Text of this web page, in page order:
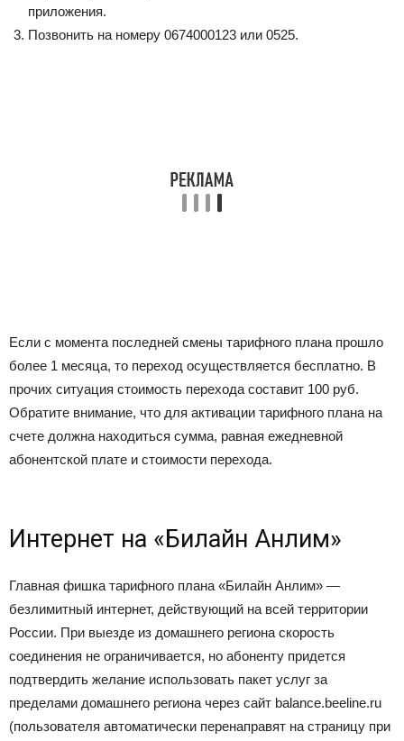
приложения.
Позвонить на номеру 0674000123 или 0525.
Если с момента последней смены тарифного плана прошло
более 1 месяца, то переход осуществляется бесплатно. В
прочих ситуация стоимость перехода составит 100 руб.
Обратите внимание, что для активации тарифного плана на
счете должна находиться сумма, равная ежедневной
абонентской плате и стоимости перехода.
Интернет на «Билайн Анлим»
Главная фишка тарифного плана «Билайн Анлим» —
безлимитный интернет, действующий на всей территории
России. При выезде из домашнего региона скорость
соединения не ограничивается, но абоненту придется
подтвердить желание использовать пакет услуг за
пределами домашнего региона через сайт balance.beeline.ru
(пользователя автоматически перенаправят на страницу при